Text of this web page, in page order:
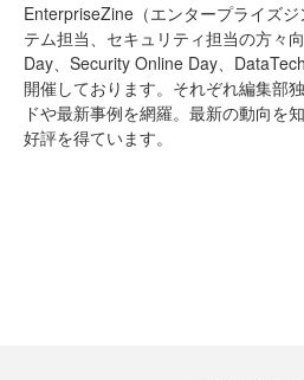
EnterpriseZine（エンタープライズ
テム担当、セキュリティ担当の方々
Day、Security Online Day、
開催しております。それぞれ編集部
ドや最新事例を網羅。最新の動向を
好評を得ています。